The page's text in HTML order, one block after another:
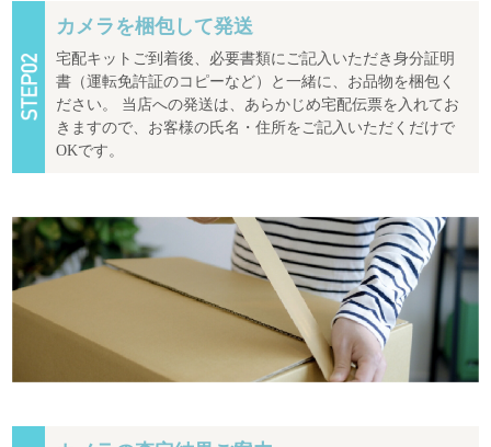
カメラを梱包して発送
宅配キットご到着後、必要書類にご記入いただき身分証明
書（運転免許証のコピーなど）と一緒に、お品物を梱包く
ださい。 当店への発送は、あらかじめ宅配伝票を入れてお
きますので、お客様の氏名・住所をご記入いただくだけで
OKです。